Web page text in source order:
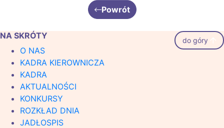
Powrót
NA SKRÓTY do góry
O NAS
KADRA KIEROWNICZA
KADRA
AKTUALNOŚCI
KONKURSY
ROZKŁAD DNIA
JADŁOSPIS